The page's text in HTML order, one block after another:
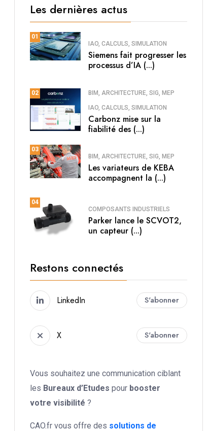
Les dernières actus
01
IAO, CALCULS, SIMULATION
Siemens fait progresser les
processus d’IA (...)
02 BIM, ARCHITECTURE, SIG, MEP
IAO, CALCULS, SIMULATION
Carbonz mise sur la
fiabilité des (...)
03
BIM, ARCHITECTURE, SIG, MEP
Les variateurs de KEBA
accompagnent la (...)
04
COMPOSANTS INDUSTRIELS
Parker lance le SCVOT2,
un capteur (...)
Restons connectés
LinkedIn S'abonner
X S'abonner
Vous souhaitez une communication ciblant
les Bureaux d’Etudes pour booster
votre visibilité ?
CAO.fr vous offre des solutions de